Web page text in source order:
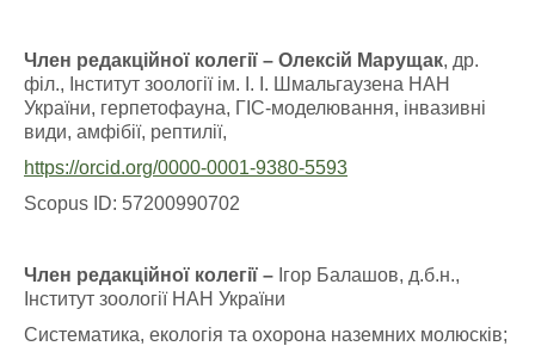
Член редакційної колегії – Олексій Марущак, др.
філ., Інститут зоології ім. І. І. Шмальгаузена НАН
України, герпетофауна, ГІС-моделювання, інвазивні
види, амфібії, рептилії,
https://orcid.org/0000-0001-9380-5593
Scopus ID: 57200990702
Член редакційної колегії – Ігор Балашов, д.б.н.,
Інститут зоології НАН України
Систематика, екологія та охорона наземних молюсків;